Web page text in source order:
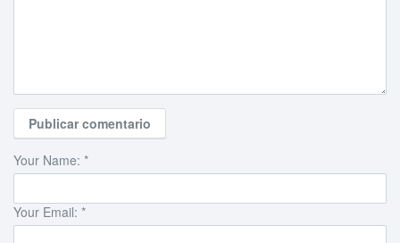
Your Name: *
Your Email: *